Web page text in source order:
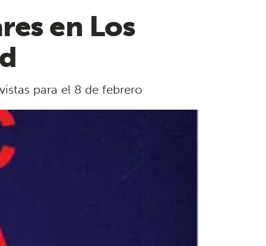
en Los
para el 8 de febrero